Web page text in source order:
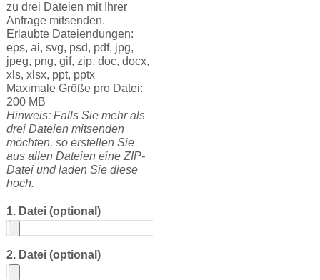
zu drei Dateien mit Ihrer
Anfrage mitsenden.
Erlaubte Dateiendungen:
eps, ai, svg, psd, pdf, jpg,
jpeg, png, gif, zip, doc, docx,
xls, xlsx, ppt, pptx
Maximale Größe pro Datei:
200 MB
Hinweis: Falls Sie mehr als
drei Dateien mitsenden
möchten, so erstellen Sie
aus allen Dateien eine ZIP-
Datei und laden Sie diese
hoch.
1. Datei (optional)
2. Datei (optional)